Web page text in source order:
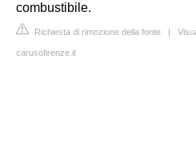
combustibile.
Richiesta di rimozione della fonte |
carusofirenze.it